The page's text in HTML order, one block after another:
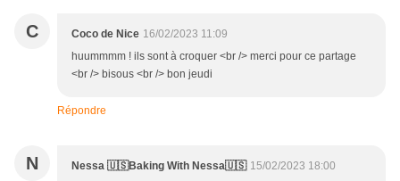
C Coco de Nice 16/02/2023 11:09
huummmm ! ils sont à croquer <br /> merci pour ce partage
<br /> bisous <br /> bon jeudi
Répondre
N Nessa 🇺🇸Baking With Nessa🇺🇸 15/02/2023 18:00